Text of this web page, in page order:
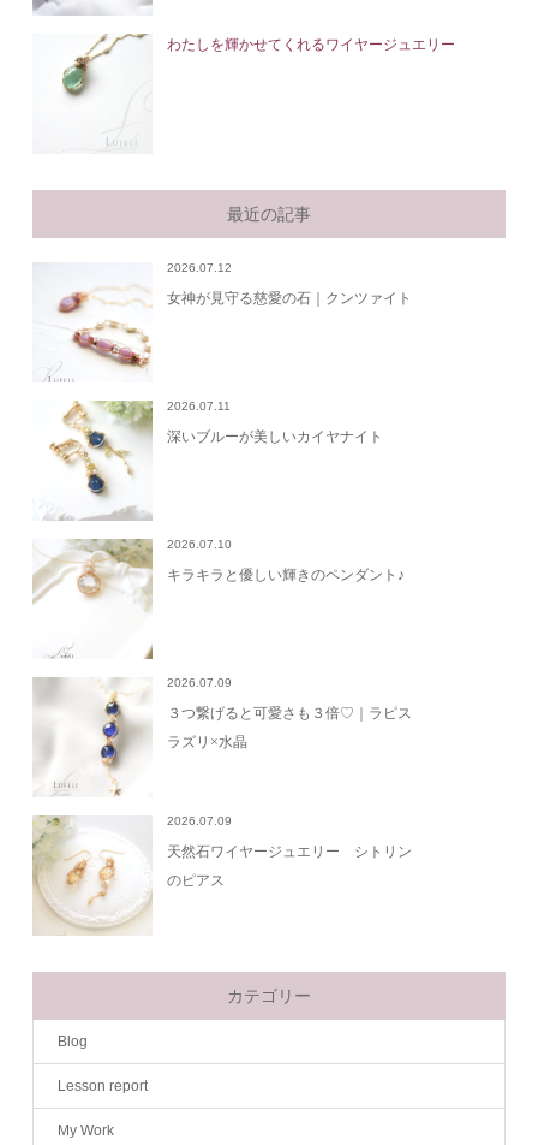
わたしを輝かせてくれるワイヤージュエリー
最近の記事
2026.07.12
女神が見守る慈愛の石｜クンツァイト
2026.07.11
深いブルーが美しいカイヤナイト
2026.07.10
キラキラと優しい輝きのペンダント♪
2026.07.09
３つ繋げると可愛さも３倍♡｜ラピス
ラズリ×水晶
2026.07.09
天然石ワイヤージュエリー シトリン
のピアス
カテゴリー
Blog
Lesson report
My Work